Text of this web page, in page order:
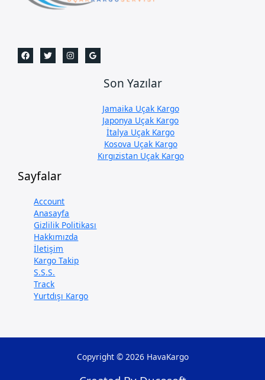
Son Yazılar
Jamaika Uçak Kargo
Japonya Uçak Kargo
İtalya Uçak Kargo
Kosova Uçak Kargo
Kırgızistan Uçak Kargo
Sayfalar
Account
Anasayfa
Gizlilik Politikası
Hakkımızda
İletişim
Kargo Takip
S.S.S.
Track
Yurtdışı Kargo
Copyright © 2026 HavaKargo